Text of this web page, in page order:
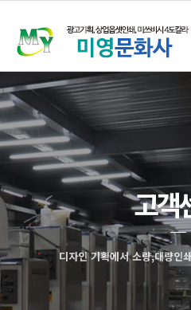
고객
디자인 기획에서 소량,대량인